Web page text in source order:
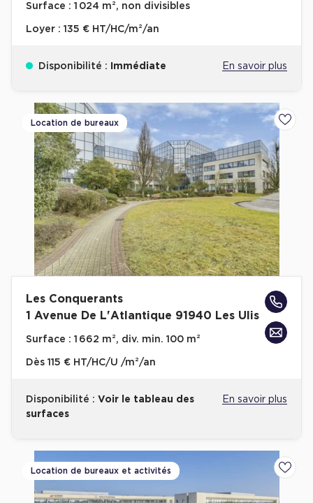
Surface : 1 024 m², non divisibles
Loyer : 135 € HT/HC/m²/an
Disponibilité : Immédiate En savoir plus
Location de bureaux
Les Conquerants
1 Avenue De L'Atlantique 91940 Les Ulis
Surface : 1 662 m², div. min. 100 m²
Dès 115 € HT/HC/U /m²/an
Disponibilité : Voir le tableau des
surfaces
En savoir plus
Location de bureaux et activités